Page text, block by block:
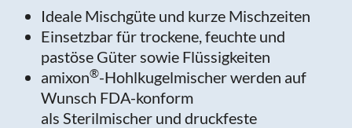
Ideale Mischgüte und kurze Mischzeiten
Einsetzbar für trockene, feuchte und
pastöse Güter sowie Flüssigkeiten
amixon®-Hohlkugelmischer werden auf
Wunsch FDA-konform
als Sterilmischer und druckfeste